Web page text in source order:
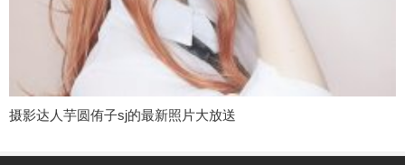
摄影达人芋圆侑子sj的最新照片大放送